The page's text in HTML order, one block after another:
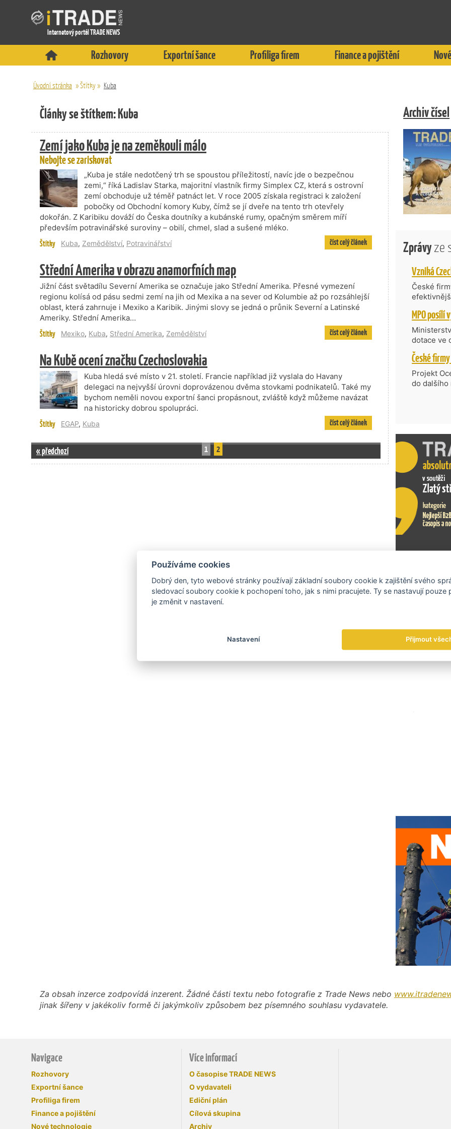
Internetový portál TRADE NEWS
Rozhovory Exportní šance Profiliga firem Finance a pojištění
Úvodní stránka »Štítky» Kuba
Články se štítkem: Kuba
Zemí jako Kuba je na zeměkouli málo
Nebojte se zariskovat
„Kuba je stále nedotčený trh se spoustou příležitostí, navíc jde o bezpečnou
zemi,“ říká Ladislav Starka, majoritní vlastník firmy Simplex CZ, která s ostrovní
zemí obchoduje už téměř patnáct let. V roce 2005 získala registraci k založení
pobočky od Obchodní komory Kuby, čímž se jí dveře na tento trh otevřely
dokořán. Z Karibiku dováží do Česka doutníky a kubánské rumy, opačným směrem míří
především potravinářské suroviny – obilí, chmel, slad a sušené mléko.
Štítky Kuba, Zemědělství, Potravinářství číst celý článek
Střední Amerika v obrazu anamorfních map
Jižní část světadílu Severní Amerika se označuje jako Střední Amerika. Přesné vymezení
regionu kolísá od pásu sedmi zemí na jih od Mexika a na sever od Kolumbie až po rozsáhlejší
oblast, která zahrnuje i Mexiko a Karibik. Jinými slovy se jedná o průnik Severní a Latinské
Ameriky. Střední Amerika…
Štítky Mexiko, Kuba, Střední Amerika, Zemědělství číst celý článek
Na Kubě ocení značku Czechoslovakia
Kuba hledá své místo v 21. století. Francie například již vyslala do Havany
delegaci na nejvyšší úrovni doprovázenou dvěma stovkami podnikatelů. Také my
bychom neměli novou exportní šanci propásnout, zvláště když můžeme navázat
na historicky dobrou spolupráci.
Štítky EGAP, Kuba číst celý článek
« předchozí 1 2
Archiv čísel
Zprávyze
České
nabídne
zahraniční
dotace ve
Transfer,
Částkou
umělé
do
Projekt
do dalšího
prosazují
nejen
příběh.
Exportní
Za obsah inzerce zodpovídá inzerent. Žádné části textu nebo fotografie z Trade News nebo
jinak šířeny v jakékoliv formě či jakýmkoliv způsobem bez písemného souhlasu vydavatele.
Navigace
Rozhovory
Exportní šance
Profiliga firem
Finance a pojištění
Nové technologie
Více informací
O časopise TRADE NEWS
O vydavateli
Ediční plán
Cílová skupina
Archiv
Používáme cookies
Dobrý den, tyto webové stránky používají základní soubory cookie k zajištění svého
sledovací soubory cookie k pochopení toho, jak s nimi pracujete. Ty se nastavují pouze
je změnit v nastavení.
Nastavení Přijmout